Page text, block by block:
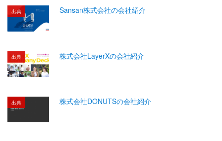
出典 Sansan株式会社の会社紹介
出典 株式会社LayerXの会社紹介
出典 株式会社DONUTSの会社紹介